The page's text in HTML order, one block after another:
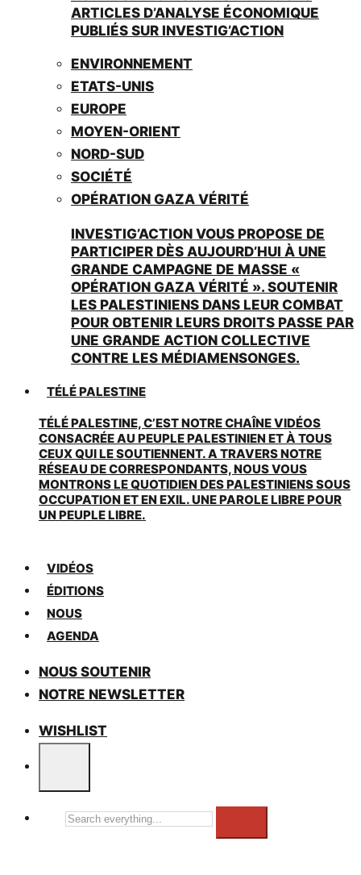
ARTICLES D’ANALYSE ÉCONOMIQUE
PUBLIÉS SUR INVESTIG’ACTION
ENVIRONNEMENT
ETATS-UNIS
EUROPE
MOYEN-ORIENT
NORD-SUD
SOCIÉTÉ
OPÉRATION GAZA VÉRITÉ
INVESTIG’ACTION VOUS PROPOSE DE
PARTICIPER DÈS AUJOURD’HUI À UNE
GRANDE CAMPAGNE DE MASSE «
OPÉRATION GAZA VÉRITÉ ». SOUTENIR
LES PALESTINIENS DANS LEUR COMBAT
POUR OBTENIR LEURS DROITS PASSE PAR
UNE GRANDE ACTION COLLECTIVE
CONTRE LES MÉDIAMENSONGES.
TÉLÉ PALESTINE
TÉLÉ PALESTINE, C’EST NOTRE CHAÎNE VIDÉOS
CONSACRÉE AU PEUPLE PALESTINIEN ET À TOUS
CEUX QUI LE SOUTIENNENT. A TRAVERS NOTRE
RÉSEAU DE CORRESPONDANTS, NOUS VOUS
MONTRONS LE QUOTIDIEN DES PALESTINIENS SOUS
OCCUPATION ET EN EXIL. UNE PAROLE LIBRE POUR
UN PEUPLE LIBRE.
VIDÉOS
ÉDITIONS
NOUS
AGENDA
NOUS SOUTENIR
NOTRE NEWSLETTER
WISHLIST
Search